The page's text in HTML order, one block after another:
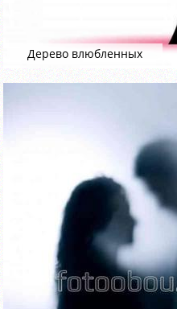
Дерево влюбленных